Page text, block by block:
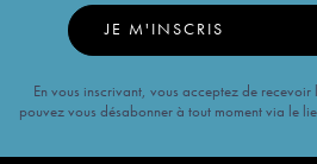
JE M'INSCRIS
En vous inscrivant, vous acceptez de
pouvez vous désabonner à tout moment via le